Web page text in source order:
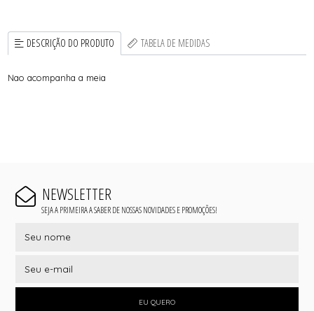
DESCRIÇÃO DO PRODUTO TABELA DE MEDIDAS
Nao acompanha a meia
NEWSLETTER
SEJA A PRIMEIRA A SABER DE NOSSAS NOVIDADES E PROMOÇÕES!
EU QUERO